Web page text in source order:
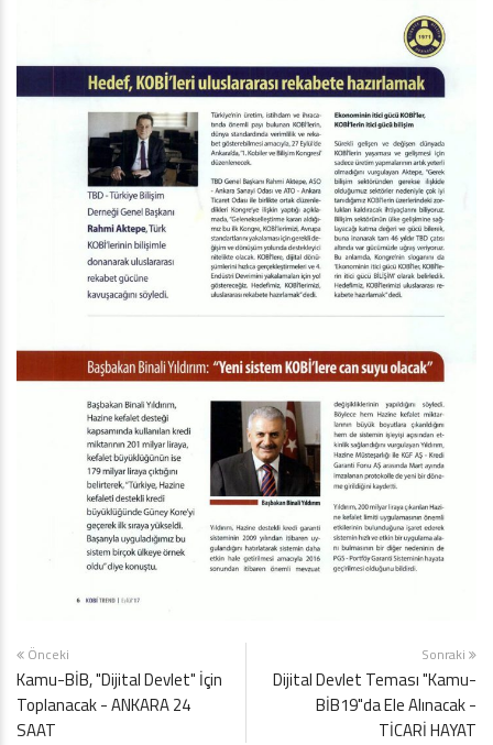
Önceki
Kamu-BİB, "Dijital Devlet" İçin
Toplanacak - ANKARA 24
SAAT
Sonraki
Dijital Devlet Teması "Kamu-
BİB19"da Ele Alınacak -
TİCARİ HAYAT